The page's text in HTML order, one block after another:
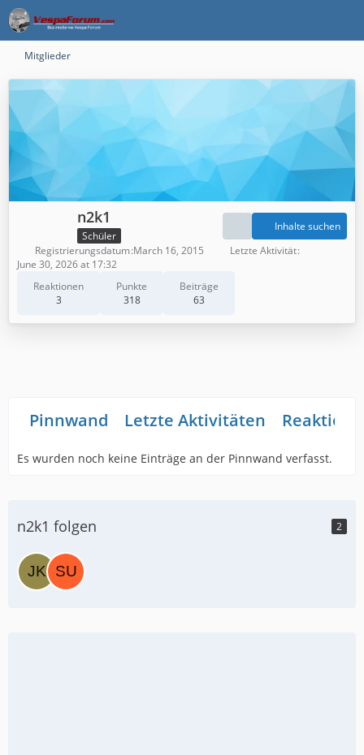
Mitglieder
n2k1
Schüler
Reaktionen
3
Punkte
318
Beiträge
63
Inhalte suchen
Registrierungsdatum March 16, 2015
Letzte Aktivität
June 30, 2026 at 17:32
Pinnwand Letzte Aktivitäten
Es wurden noch keine Einträge an der Pinnwand verfasst.
n2k1 folgen 2